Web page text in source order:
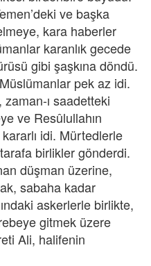
ve başka
kara haberler
karanlık gecede
gibi şaşkına döndü.
pek az idi.
ı saadetteki
ve Resûlullahın
idi. Mürtedlerle
birlikler gönderdi.
düşman üzerine,
sabaha kadar
askerlerle birlikte,
gitmek üzere
Ali, halifenin